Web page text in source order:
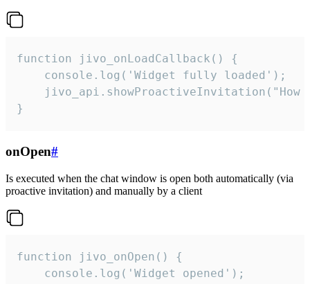
function jivo_onLoadCallback() {
    console.log('Widget fully loaded');
jivo_api.showProactiveInvitation("How
}
onOpen#
Is executed when the chat window is open both automatically (via
proactive invitation) and manually by a client
function jivo_onOpen() {
    console.log('Widget opened');